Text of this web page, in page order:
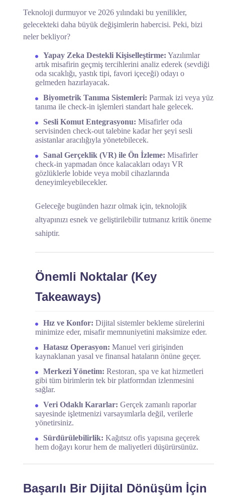
Teknoloji durmuyor ve 2026 yılındaki bu yenilikler,
gelecekteki daha büyük değişimlerin habercisi. Peki, bizi
neler bekliyor?
Yapay Zeka Destekli Kişiselleştirme: Yazılımlar
artık misafirin geçmiş tercihlerini analiz ederek (sevdiği
oda sıcaklığı, yastık tipi, favori içeceği) odayı o
gelmeden hazırlayacak.
Biyometrik Tanıma Sistemleri: Parmak izi veya yüz
tanıma ile check-in işlemleri standart hale gelecek.
Sesli Komut Entegrasyonu: Misafirler oda
servisinden check-out talebine kadar her şeyi sesli
asistanlar aracılığıyla yönetebilecek.
Sanal Gerçeklik (VR) ile Ön İzleme: Misafirler
check-in yapmadan önce kalacakları odayı VR
gözlüklerle lobide veya mobil cihazlarında
deneyimleyebilecekler.
Geleceğe bugünden hazır olmak için, teknolojik
altyapınızı esnek ve geliştirilebilir tutmanız kritik öneme
sahiptir.
Önemli Noktalar (Key
Takeaways)
Hız ve Konfor: Dijital sistemler bekleme sürelerini
minimize eder, misafir memnuniyetini maksimize eder.
Hatasız Operasyon: Manuel veri girişinden
kaynaklanan yasal ve finansal hataların önüne geçer.
Merkezi Yönetim: Restoran, spa ve kat hizmetleri
gibi tüm birimlerin tek bir platformdan izlenmesini
sağlar.
Veri Odaklı Kararlar: Gerçek zamanlı raporlar
sayesinde işletmenizi varsayımlarla değil, verilerle
yönetirsiniz.
Sürdürülebilirlik: Kağıtsız ofis yapısına geçerek
hem doğayı korur hem de maliyetleri düşürürsünüz.
Başarılı Bir Dijital Dönüşüm İçin